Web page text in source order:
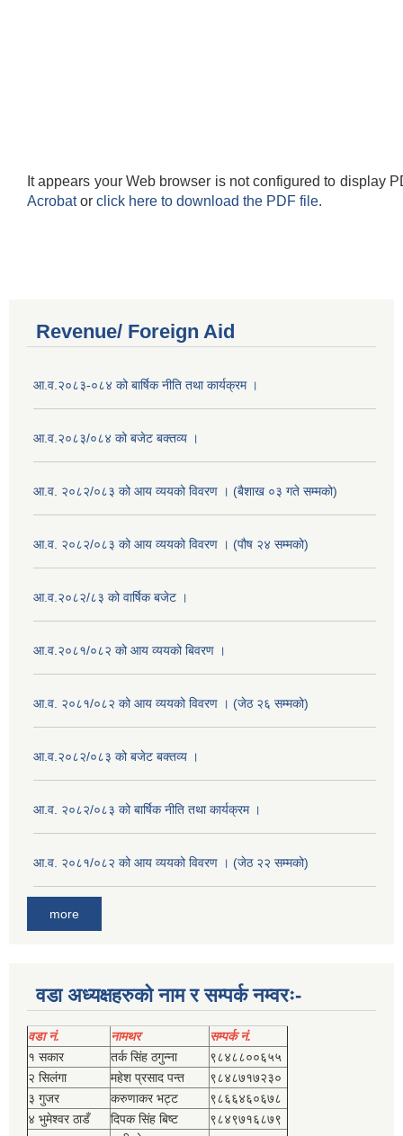
It appears your Web browser is not configured to display
Acrobator click here to download the PDF file.
Revenue/ Foreign Aid
आ.व.२०८३-०८४ को बार्षिक नीति तथा कार्यक्रम ।
आ.व.२०८३/०८४ को बजेट बक्तव्य ।
आ.व. २०८२/०८३ को आय व्ययको विवरण । (बैशाख ०३ गते सम्मको)
आ.व. २०८२/०८३ को आय व्ययको विवरण । (पौष २४ सम्मको)
आ.व.२०८२/८३ को वार्षिक बजेट ।
आ.व.२०८१/०८२ को आय व्ययको बिवरण ।
आ.व. २०८१/०८२ को आय व्ययको विवरण । (जेठ २६ सम्मको)
आ.व.२०८२/०८३ को बजेट बक्तव्य ।
आ.व. २०८२/०८३ को बार्षिक नीति तथा कार्यक्रम ।
आ.व. २०८१/०८२ को आय व्ययको विवरण । (जेठ २२ सम्मको)
more
वडा अध्यक्षहरुको नाम र सम्पर्क नम्वरः-
वडा नं. नामथर
सम्पर्क नं.
१ सकार
तर्क सिंह ठगुन्‍ना
९८४८८००६५५
२ सिलंगा
महेश प्रसाद पन्त
९८४८७१७२३०
३ गुजर
करुणाकर भट्ट
९८६६४६०६७८
४ भुमेश्‍वर ठाडँ
दिपक सिंह बिष्‍ट
९८४९७१६८७९